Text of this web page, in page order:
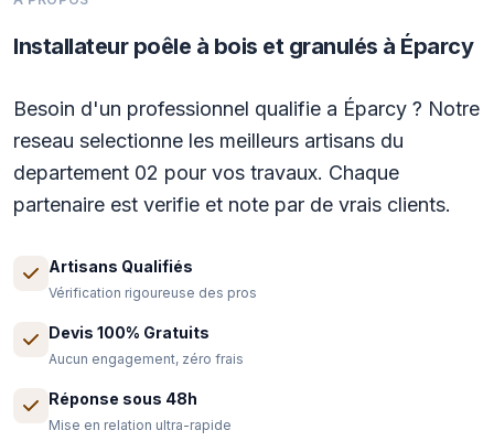
Installateur poêle à bois et granulés à Éparcy
Besoin d'un professionnel qualifie a Éparcy ? Notre
reseau selectionne les meilleurs artisans du
departement 02 pour vos travaux. Chaque
partenaire est verifie et note par de vrais clients.
Artisans Qualifiés
Vérification rigoureuse des pros
Devis 100% Gratuits
Aucun engagement, zéro frais
Réponse sous 48h
Mise en relation ultra-rapide